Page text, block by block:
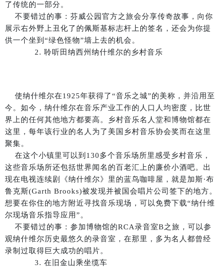
了传统的一部分。
不要错过的事：芬威公园官方之旅会分享传奇故事，向你
展示右外野上丑化了的佩斯基标志杆上的签名，还会为你提
供一个坐到“绿色怪物”墙上去的机会。
2. 聆听田纳西州纳什维尔的乡村音乐
使纳什维尔在1925年获得了“音乐之城”的美称，并沿用至
今。如今，纳什维尔在音乐产业工作的人口人均密度，比世
界上的任何其他地方都要高。乡村音乐名人堂和博物馆都在
这里，每年该行业的名人为了美国乡村音乐协会奖而在这里
聚集。
在这个小镇里可以到130多个音乐场所里感受乡村音乐，
这些音乐场所还包括世界闻名的百老汇上的廉价小酒吧。出
现在电视连续剧《纳什维尔》里的蓝鸟咖啡屋，就是加斯·布
鲁克斯(Garth Brooks)被发现并被国会唱片公司签下的地方。
想要在你住的地方附近寻找音乐现场，可以免费下载“纳什维
尔现场音乐指导应用”。
不要错过的事：参加博物馆的RCA录音室B之旅，可以参
观纳什维尔历史最悠久的录音室，在那里，多为名人都曾经
录制过取得巨大成功的唱片。
3. 在旧金山乘坐缆车